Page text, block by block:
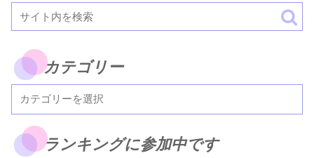
カテゴリー
ランキングに参加中です